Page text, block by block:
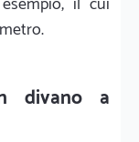
divano a